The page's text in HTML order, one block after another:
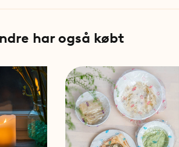
har også købt